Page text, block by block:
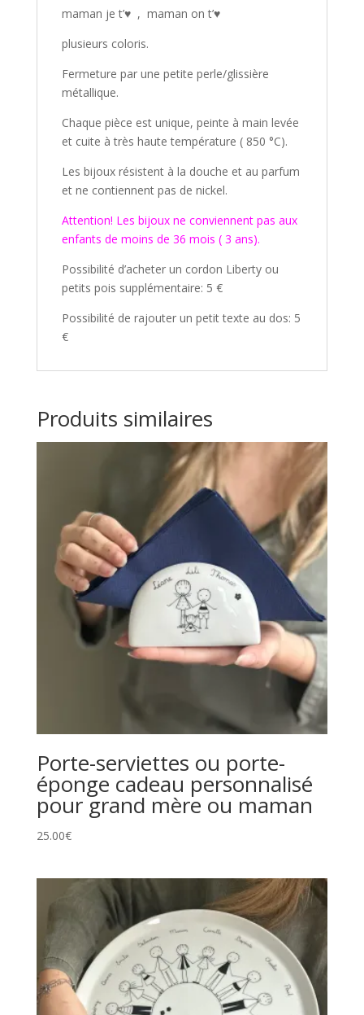
maman je t’♥ , maman on t’♥
plusieurs coloris.
Fermeture par une petite perle/glissière
métallique.
Chaque pièce est unique, peinte à main levée
et cuite à très haute température ( 850 °C).
Les bijoux résistent à la douche et au parfum
et ne contiennent pas de nickel.
Attention! Les bijoux ne conviennent pas aux
enfants de moins de 36 mois ( 3 ans).
Possibilité d’acheter un cordon Liberty ou
petits pois supplémentaire: 5 €
Possibilité de rajouter un petit texte au dos: 5
€
Produits similaires
Porte-serviettes ou porte-
éponge cadeau personnalisé
pour grand mère ou maman
25.00€